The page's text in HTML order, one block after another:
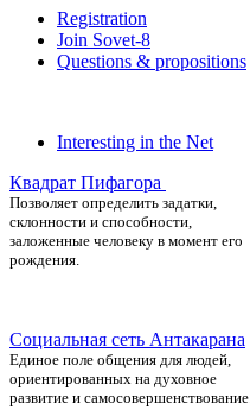
Registration
Join Sovet-8
Questions & propositions
Interesting in the Net
Квадрат Пифагора
Позволяет определить задатки,
склонности и способности,
заложенные человеку в момент его
рождения.
Социальная сеть Антакарана
Единое поле общения для людей,
ориентированных на духовное
развитие и самосовершенствование.